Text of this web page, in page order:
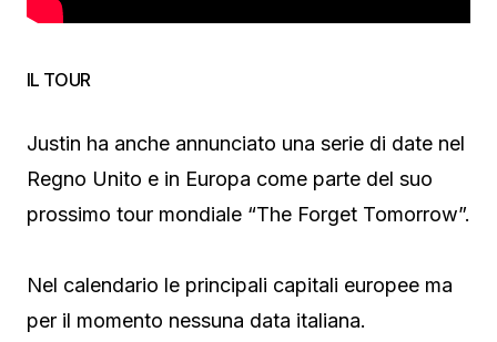
IL TOUR
Justin ha anche annunciato una serie di date nel
Regno Unito e in Europa come parte del suo
prossimo tour mondiale “The Forget Tomorrow”.
Nel calendario le principali capitali europee ma
per il momento nessuna data italiana.